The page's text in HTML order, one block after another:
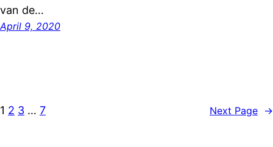
van de…
April 9, 2020
1 2 3 … 7 Next Page →